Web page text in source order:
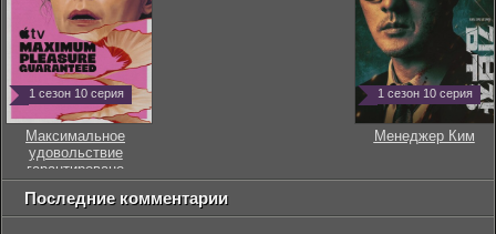
1 сезон 10 серия
Максимальное
удовольствие
гарантировано
1 сезон 10 серия
Менеджер Ким
Последние комментарии